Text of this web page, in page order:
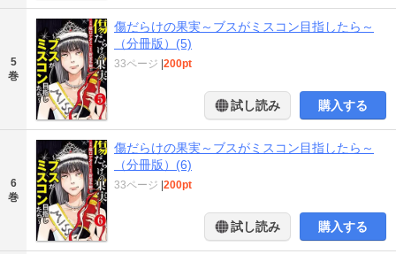
5
巻
傷だらけの果実～ブスがミスコン目指したら～
（分冊版）(5)
33ページ 200pt
試し読み 購入する
6
巻
傷だらけの果実～ブスがミスコン目指したら～
（分冊版）(6)
33ページ 200pt
試し読み 購入する